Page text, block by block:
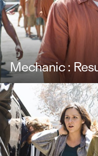
Mechanic :